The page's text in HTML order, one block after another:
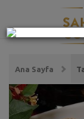
Ana Sayfa